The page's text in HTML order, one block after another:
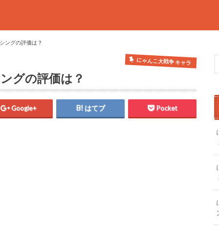
ングの評価は？
にゃんこ大戦争 キャラ
グの評価は？
Google+ はてブ Pocket